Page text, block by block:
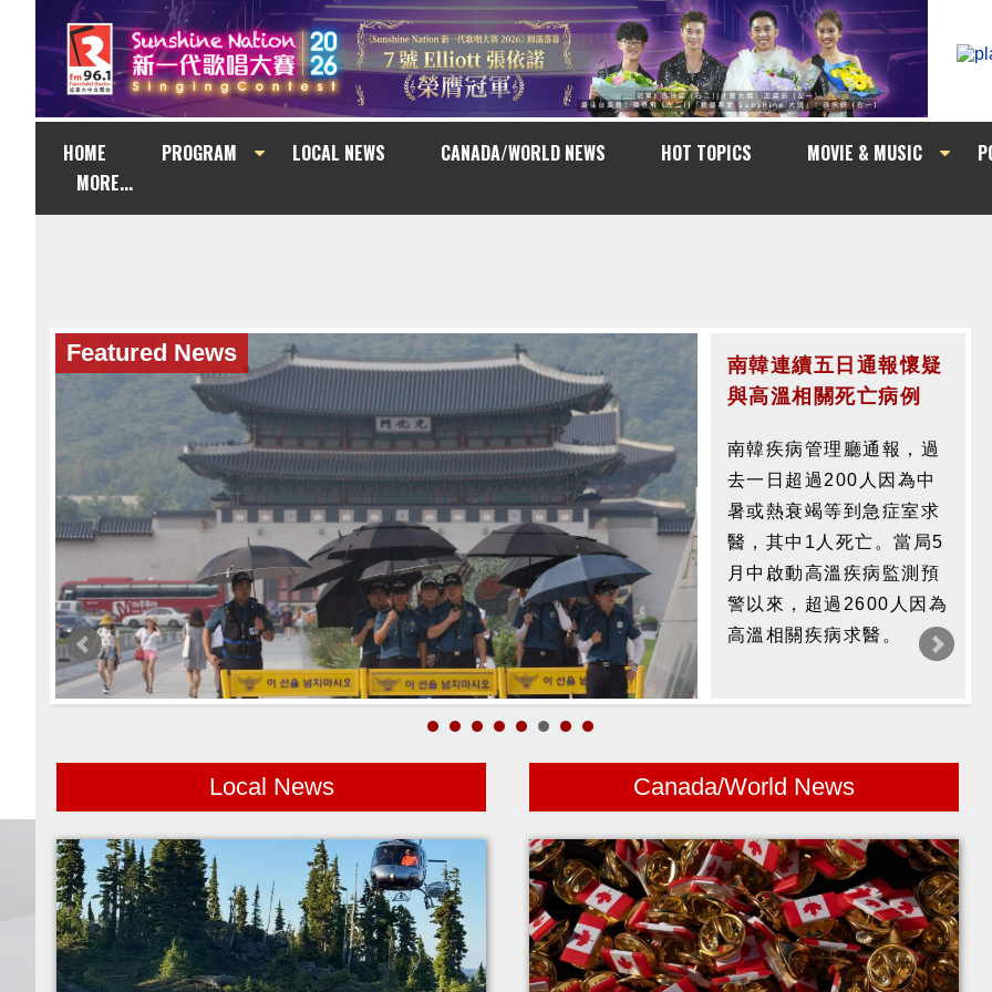
HOME PROGRAM LOCAL NEWS CANADA/WORLD NEWS HOT TOPICS MOVIE & MUSIC
MORE...
Featured News
南韓連續五日通報懷疑
與高溫相關死亡病例
南韓疾病管理廳通報，過
去一日超過200人因為中
暑或熱衰竭等到急症室求
醫，其中1人死亡。當局5
月中啟動高溫疾病監測預
警以來，超過2600人因為
高溫相關疾病求醫。
Local News Canada/World News